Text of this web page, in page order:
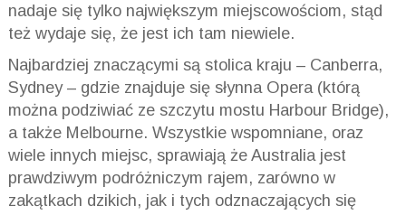
nadaje się tylko największym miejscowościom, stąd
też wydaje się, że jest ich tam niewiele.
Najbardziej znaczącymi są stolica kraju – Canberra,
Sydney – gdzie znajduje się słynna Opera (którą
można podziwiać ze szczytu mostu Harbour Bridge),
a także Melbourne. Wszystkie wspomniane, oraz
wiele innych miejsc, sprawiają że Australia jest
prawdziwym podróżniczym rajem, zarówno w
zakątkach dzikich, jak i tych odznaczających się